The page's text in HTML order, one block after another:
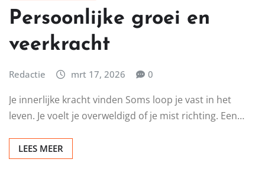
Persoonlijke groei en
veerkracht
Redactie mrt 17, 2026 0
Je innerlijke kracht vinden Soms loop je vast in het
leven. Je voelt je overweldigd of je mist richting. Een…
LEES MEER